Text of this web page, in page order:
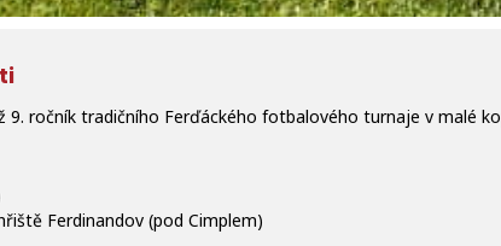
9. ročník tradičního Ferďáckého fotbalového turnaje v malé
Ferdinandov (pod Cimplem)